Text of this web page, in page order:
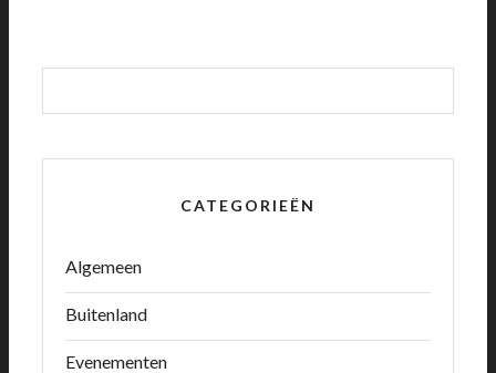
CATEGORIEËN
Algemeen
Buitenland
Evenementen